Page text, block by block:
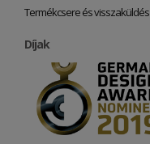
Termékcsere és visszaküldés
Díjak